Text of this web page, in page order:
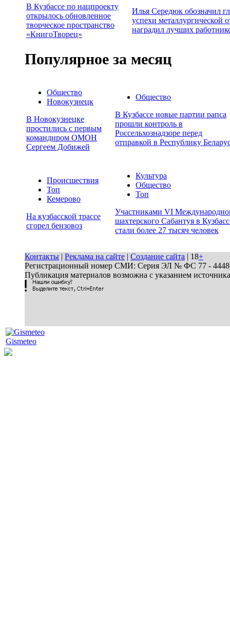
В Кузбассе по нацпроекту
открылось обновленное
творческое пространство
«КнигоТворец»
Илья Середюк обозначил
успехи металлургической
наградил лучших
Популярное за месяц
Общество
Новокузнецк
В Новокузнецке
простились с первым
командиром ОМОН
Сергеем Добижей
Общество
В Кузбассе новые партии рапса
прошли контроль в
Россельхознадзоре перед
отправкой в Республику
Происшествия
Топ
Кемерово
На кузбасской трассе
сгорел бензовоз
Культура
Общество
Топ
Участниками VI
шахтерского Сабантуя в
стали более 27 тысяч человек
Контакты | Реклама на сайте | Создание сайта | 18+
Регистрационный номер СМИ: Серия ЭЛ № ФС 77 - 44486
Публикация материалов возможна с указанием
Gismeteo